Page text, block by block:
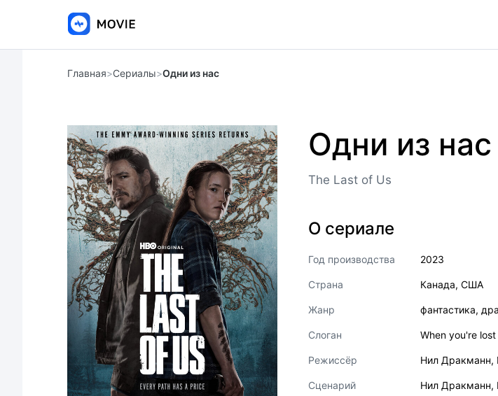
Главная>Сериалы>Одни из нас
Одни из нас
The Last of Us
О сериале
Год производства 2023
Страна Канада, США
Жанр фантастика,
Слоган When you're
Режиссёр Нил Дракманн,
Сценарий Нил Дракманн,